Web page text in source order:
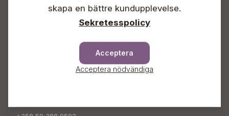
Sunds Trädgårdscenter
skapa en bättre kundupplevelse.
Sekretesspolicy
Acceptera
Acceptera nödvändiga